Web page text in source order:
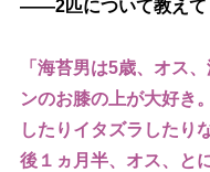
――2匹について教えて
「海苔男は5歳、オス
ンのお膝の上が大好き
したりイタズラしたり
後１ヵ月半、オス、と